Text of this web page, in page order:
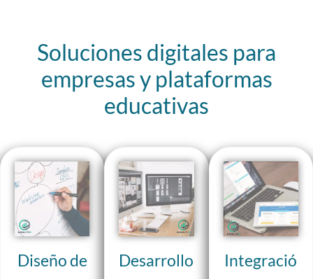
Soluciones digitales para
empresas y plataformas
educativas
Diseño de
Desarrollo
Integració